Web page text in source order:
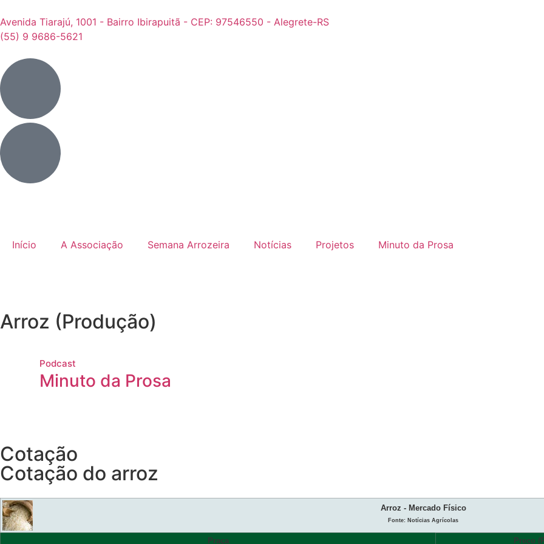
Avenida Tiarajú, 1001 - Bairro Ibirapuitã - CEP: 97546550 - Alegrete-RS
(55) 9 9686-5621
Início A Associação Semana Arrozeira Notícias Projetos Minuto da Prosa
Arroz (Produção)
Podcast
Minuto da Prosa
Cotação
Cotação do arroz
Arroz - Mercado Físico
Fonte: Notícias Agrícolas
Praça Preço